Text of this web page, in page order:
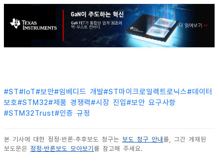
#ST#IoT#보안#임베디드 개발#ST마이크로일렉트로닉스#데이터
보호#STM32#제품 경쟁력#시장 진입#보안 요구사항
#STM32Trust#인증 규정
본 기사에 대한 정정·반론·추후보도 청구는 보도 청구 안내 를, 그간 게재된
보도문은 정정·반론보도 모아보기 를 참고해 주세요.